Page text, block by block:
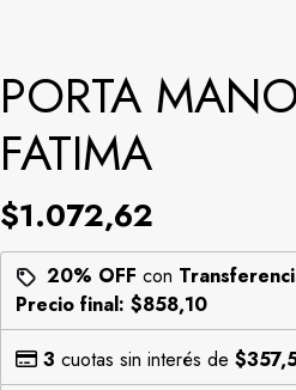
PORTA
FATIMA
$1.072,62
20% OFF con
Precio final: $858,10
3 cuotas sin interés de